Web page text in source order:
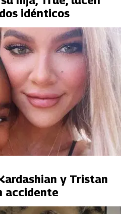
idénticos
y Tristan
accidente